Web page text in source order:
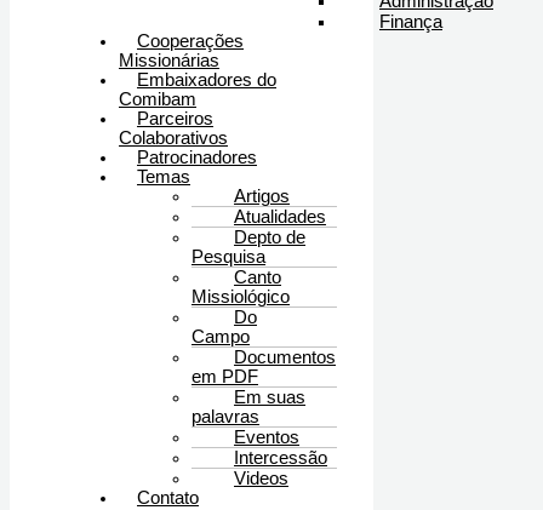
Finança
Cooperações
Missionárias
Embaixadores do
Comibam
Parceiros
Colaborativos
Patrocinadores
Temas
Artigos
Atualidades
Depto de
Pesquisa
Canto
Missiológico
Do
Campo
Documentos
em PDF
Em suas
palavras
Eventos
Intercessão
Videos
Contato